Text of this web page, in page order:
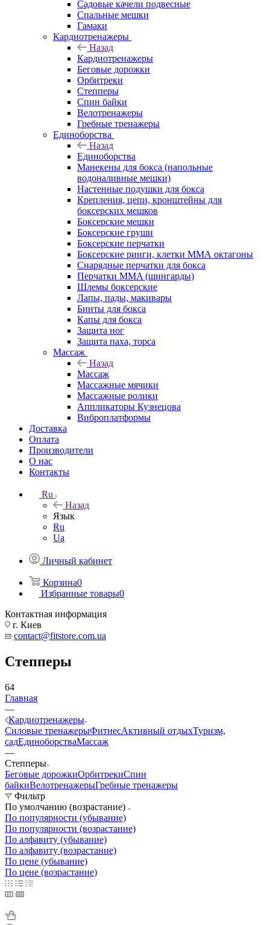
Садовые качели подвесные
Спальные мешки
Гамаки
Кардиотренажеры
Назад
Кардиотренажеры
Беговые дорожки
Орбитреки
Степперы
Спин байки
Велотренажеры
Гребные тренажеры
Единоборства
Назад
Единоборства
Манекены для бокса (напольные
водоналивные мешки)
Настенные подушки для бокса
Крепления, цепи, кронштейны для
боксерских мешков
Боксерские мешки
Боксерские груши
Боксерские перчатки
Боксерские ринги, клетки ММА октагоны
Снарядные перчатки для бокса
Перчатки MMA (шингарды)
Шлемы боксерские
Лапы, пады, макивары
Бинты для бокса
Капы для бокса
Защита ног
Защита паха, торса
Массаж
Назад
Массаж
Массажные мячики
Массажные ролики
Аппликаторы Кузнецова
Виброплатформы
Доставка
Оплата
Производители
О нас
Контакты
Ru
Назад
Язык
Ru
Ua
Личный кабинет
Корзина0
Избранные товары0
Контактная информация
г. Киев
contact@fitstore.com.ua
Степперы
64
Главная
—
Кардиотренажеры
Силовые тренажерыФитнесАктивный отдыхТуризм,
садЕдиноборстваМассаж
—
Степперы
Беговые дорожкиОрбитрекиСпин
байкиВелотренажерыГребные тренажеры
Фильтр
По умолчанию (возрастание)
По популярности (убывание)
По популярности (возрастание)
По алфавиту (убывание)
По алфавиту (возрастание)
По цене (убывание)
По цене (возрастание)